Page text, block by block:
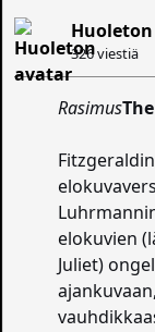
Huoleton
326 viestiä
Rasimus
elokuvien
Juliet)